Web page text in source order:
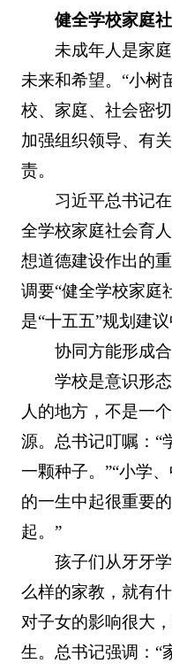
健全学校家庭
未成年人是家
未来和希望。“小树
校、家庭、社会密
加强组织领导、有
责。
习近平总书记
全学校家庭社会育
想道德建设作出的
调要“健全学校家庭
是“十五五”规划建
协同方能形成
学校是意识形
人的地方，不是一
源。总书记叮嘱：“
一颗种子。”“小学
的一生中起很重要
起。”
孩子们从牙牙
么样的家教，就有
对子女的影响很大
生。总书记强调：“